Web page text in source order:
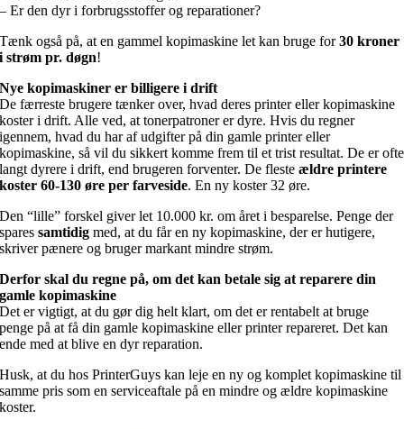
– Er den dyr i forbrugsstoffer og reparationer?
Tænk også på, at en gammel kopimaskine let kan bruge for30 kroner
i strøm pr. døgn!
Nye kopimaskiner er billigere i drift
De færreste brugere tænker over, hvad deres printer eller kopimaskine
koster i drift. Alle ved, at tonerpatroner er dyre. Hvis du regner
igennem, hvad du har af udgifter på din gamle printer eller
kopimaskine, så vil du sikkert komme frem til et trist resultat. De er ofte
langt dyrere i drift, end brugeren forventer. De flesteældre printere
koster 60-130 øre per farveside. En ny koster 32 øre.
Den “lille” forskel giver let 10.000 kr. om året i besparelse. Penge der
sparessamtidig med, at du får en ny kopimaskine, der er hutigere,
skriver pænere og bruger markant mindre strøm.
Derfor skal du regne på, om det kan betale sig at reparere din
gamle kopimaskine
Det er vigtigt, at du gør dig helt klart, om det er rentabelt at bruge
penge på at få din gamle kopimaskine eller printer repareret. Det kan
ende med at blive en dyr reparation.
Husk, at du hos PrinterGuys kan leje en ny og komplet kopimaskine til
samme pris som en serviceaftale på en mindre og ældre kopimaskine
koster.